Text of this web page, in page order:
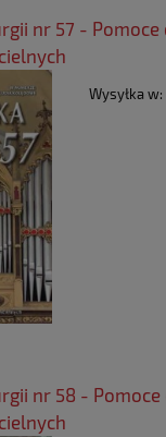
nr 57 -
Wysyłka w:
nr 58 -